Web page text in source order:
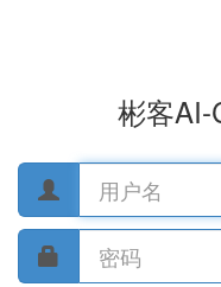
彬客AI-